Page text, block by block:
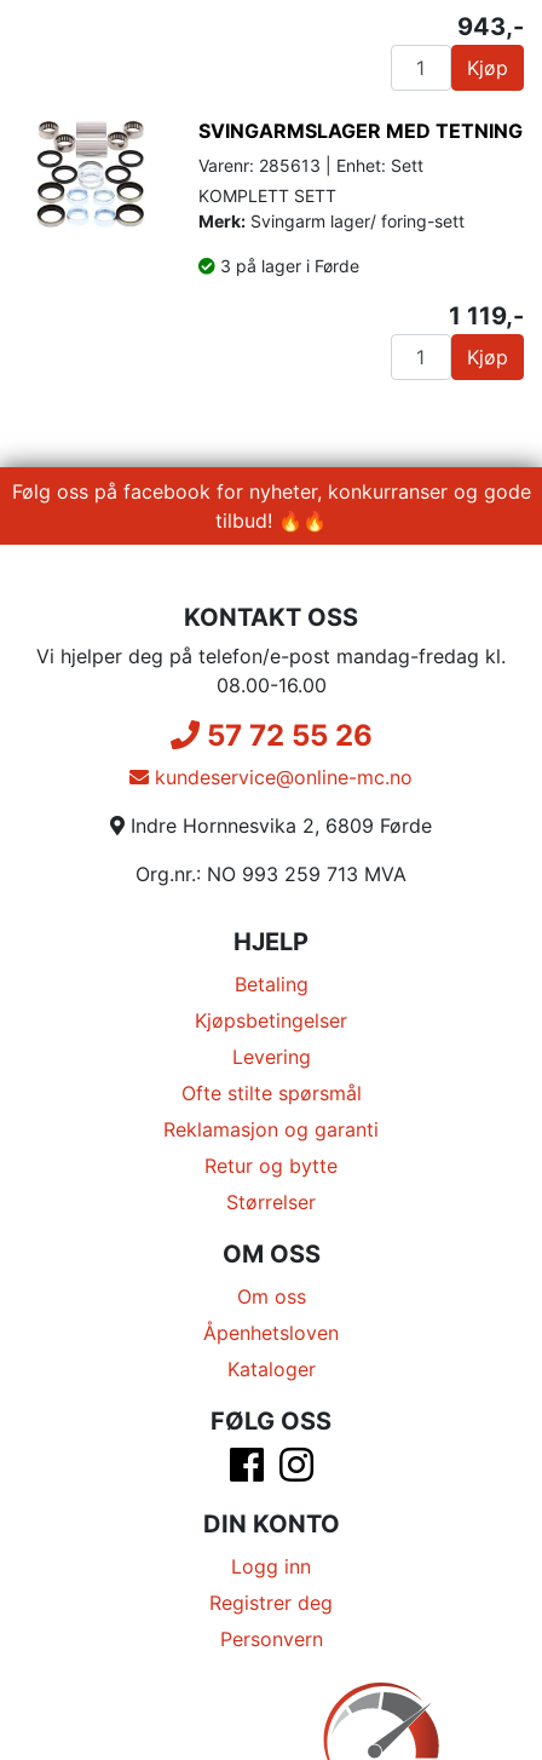
943,-
Kjøp
SVINGARMSLAGER MED TETNING
Varenr: 285613 | Enhet: Sett
KOMPLETT SETT
Merk: Svingarm lager/ foring-sett
3 på lager i Førde
1 119,-
Kjøp
Følg oss på facebook for nyheter, konkurranser og gode
tilbud! 🔥🔥
KONTAKT OSS
Vi hjelper deg på telefon/e-post mandag-fredag kl.
08.00-16.00
57 72 55 26
kundeservice@online-mc.no
Indre Hornnesvika 2, 6809 Førde
Org.nr.: NO 993 259 713 MVA
HJELP
Betaling
Kjøpsbetingelser
Levering
Ofte stilte spørsmål
Reklamasjon og garanti
Retur og bytte
Størrelser
OM OSS
Om oss
Åpenhetsloven
Kataloger
FØLG OSS
DIN KONTO
Logg inn
Registrer deg
Personvern